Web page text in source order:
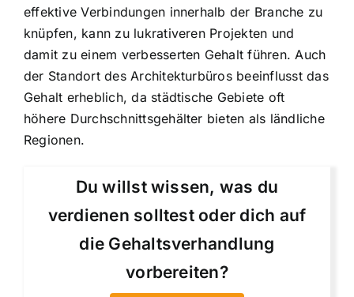
effektive Verbindungen innerhalb der Branche zu
knüpfen, kann zu lukrativeren Projekten und
damit zu einem verbesserten Gehalt führen. Auch
der Standort des Architekturbüros beeinflusst das
Gehalt erheblich, da städtische Gebiete oft
höhere Durchschnittsgehälter bieten als ländliche
Regionen.
Du willst wissen, was du
verdienen solltest oder dich auf
die Gehaltsverhandlung
vorbereiten?